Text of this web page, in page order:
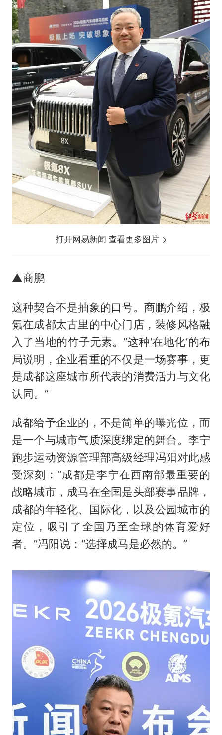
打开网易新闻 查看更多图片
▲商鹏
这种契合不是抽象的口号。商鹏介绍，极
氪在成都太古里的中心门店，装修风格融
入了当地的竹子元素。“这种‘在地化’的布
局说明，企业看重的不仅是一场赛事，更
是成都这座城市所代表的消费活力与文化
认同。”
成都给予企业的，不是简单的曝光位，而
是一个与城市气质深度绑定的舞台。李宁
跑步运动资源管理部高级经理冯阳对此感
受深刻：“成都是李宁在西南部最重要的
战略城市，成马在全国是头部赛事品牌，
成都的年轻化、国际化，以及公园城市的
定位，吸引了全国乃至全球的体育爱好
者。”冯阳说：“选择成马是必然的。”